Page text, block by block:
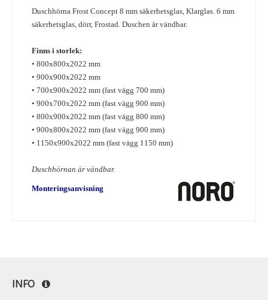
Duschhörna Frost Concept 8 mm säkerhetsglas, Klarglas. 6 mm
säkerhetsglas, dörr, Frostad. Duschen är vändbar.
Finns i storlek:
• 800x800x2022 mm
• 900x900x2022 mm
• 700x900x2022 mm (fast vägg 700 mm)
• 900x700x2022 mm (fast vägg 900 mm)
• 800x900x2022 mm (fast vägg 800 mm)
• 900x800x2022 mm (fast vägg 900 mm)
• 1150x900x2022 mm (fast vägg 1150 mm)
Duschhörnan är vändbar.
Monteringsanvisning
INFO